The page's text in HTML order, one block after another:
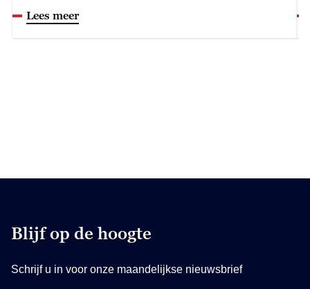
Lees meer
Blijf op de hoogte
Schrijf u in voor onze maandelijkse nieuwsbrief